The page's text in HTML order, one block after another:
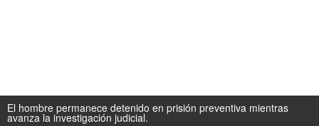
El hombre permanece detenido en prisión preventiva mientras
avanza la investigación judicial.